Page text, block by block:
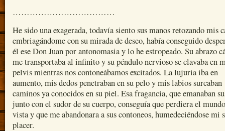
………………………………
He sido una exagerada, todavía siento sus manos retozando mis
embriagándome con su mirada de deseo, había conseguido
él ese Don Juan por antonomasia y lo he estropeado. Su abrazo
me transportaba al infinito y su péndulo nervioso se clavaba en
pelvis mientras nos contoneábamos excitados. La lujuria iba en
aumento, mis dedos penetraban en su pelo y mis labios surcaban
caminos ya conocidos en su piel. Esa fragancia, que emanaban
junto con el sudor de su cuerpo, conseguía que perdiera el
vista y que me abandonara a sus contoneos, humedeciéndose mi
placer.